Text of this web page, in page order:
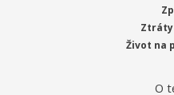
Ztráty
Život na
O